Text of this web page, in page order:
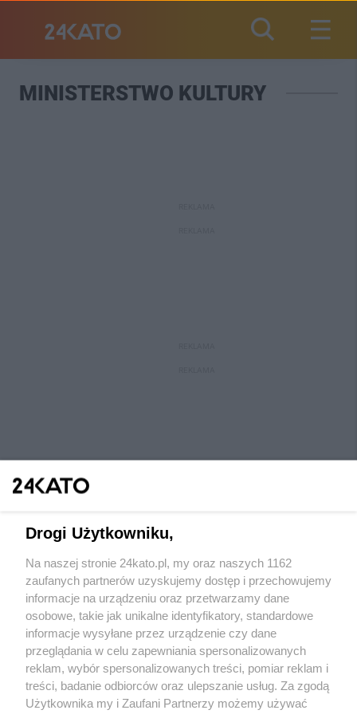
MINISTERSTWO KULTURY
Wydawca mediów lokalnych
Nie zapomnij
zapoznać się z:
polityką prywatności regulamin korzystania z portali
Twojemiasto Skontaktuj sięz nami
Drogi Użytkowniku,
Na naszej stronie 24kato.pl, my oraz naszych 1162
zaufanych partnerów uzyskujemy dostęp i przechowujemy
informacje na urządzeniu oraz przetwarzamy dane
osobowe, takie jak unikalne identyfikatory, standardowe
informacje wysyłane przez urządzenie czy dane
przeglądania w celu zapewniania spersonalizowanych
reklam, wybór spersonalizowanych treści, pomiar reklam i
treści, badanie odbiorców oraz ulepszanie usług. Za zgodą
Użytkownika my i Zaufani Partnerzy możemy używać